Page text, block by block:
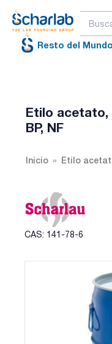
Resto del Mundo
Etilo acetato,
BP, NF
Inicio Etilo
CAS: 141-78-6